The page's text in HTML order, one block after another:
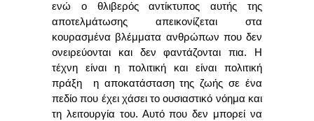
ενώ ο θλιβερός αντίκτυπος αυτής της
αποτελμάτωσης απεικονίζεται στα
κουρασμένα βλέμματα ανθρώπων που δεν
ονειρεύονται και δεν φαντάζονται πια. Η
τέχνη είναι η πολιτική και είναι πολιτική
πράξη η αποκατάσταση της ζωής σε ένα
πεδίο που έχει χάσει το ουσιαστικό νόημα και
τη λειτουργία του. Αυτό που δεν μπορεί να